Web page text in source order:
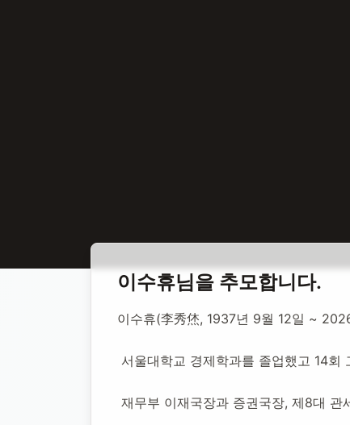
이수휴 경제관료
이수휴 경제관
1937년 9월 12일-2026년 2월 2일(향년 88세)추모소
이수휴님을 추모합니다.
이수휴(李秀烋, 1937년 9월 12일 ~
서울대학교 경제학과를 졸업했고 14회
재무부 이재국장과 증권국장, 제8대